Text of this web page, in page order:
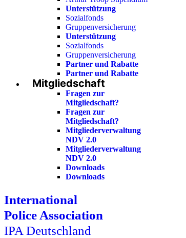
Unterstützung
Sozialfonds
Gruppenversicherung
Unterstützung
Sozialfonds
Gruppenversicherung
Partner und Rabatte
Partner und Rabatte
Mitgliedschaft
Fragen zur
Mitgliedschaft?
Fragen zur
Mitgliedschaft?
Mitgliederverwaltung
NDV 2.0
Mitgliederverwaltung
NDV 2.0
Downloads
Downloads
International
Police Association
IPA Deutschland